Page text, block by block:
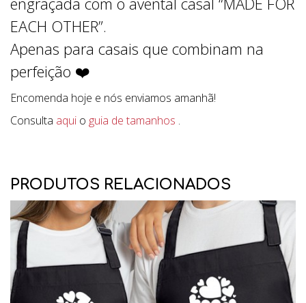
EACH OTHER”.
Apenas para casais que combinam na
perfeição ❤️
Encomenda hoje e nós enviamos amanhã!
Consulta aqui o guia de tamanhos .
PRODUTOS RELACIONADOS